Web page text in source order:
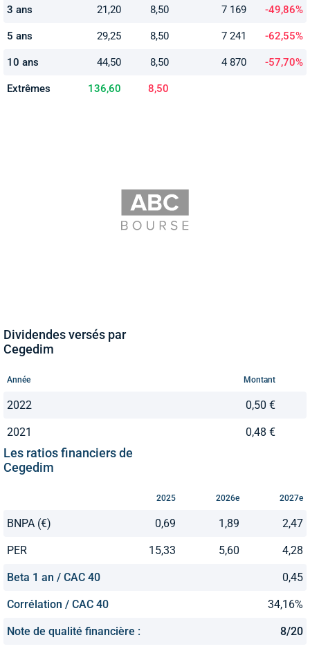
3 ans 21,20 8,50 7 169 -49,86%
5 ans 29,25 8,50 7 241 -62,55%
10 ans 44,50 8,50 4 870 -57,70%
Extrêmes 136,60 8,50
Dividendes versés par
Cegedim
Année Montant
2022 0,50 €
2021 0,48 €
Les ratios financiers de
Cegedim
2025 2026e 2027e
BNPA (€) 0,69 1,89 2,47
PER 15,33 5,60 4,28
Beta 1 an / CAC 40 0,45
Corrélation / CAC 40 34,16%
Note de qualité financière : 8/20